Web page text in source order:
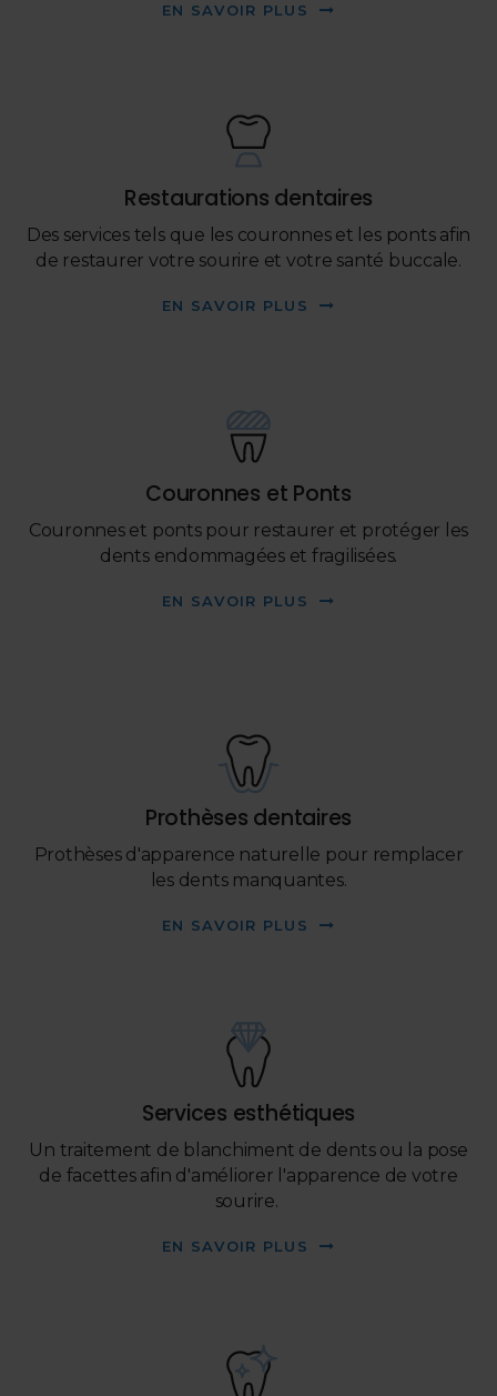
EN SAVOIR PLUS
Restaurations dentaires
Des services tels que les couronnes et les ponts afin
de restaurer votre sourire et votre santé buccale.
EN SAVOIR PLUS
Couronnes et Ponts
Couronnes et ponts pour restaurer et protéger les
dents endommagées et fragilisées.
EN SAVOIR PLUS
Prothèses dentaires
Prothèses d'apparence naturelle pour remplacer
les dents manquantes.
EN SAVOIR PLUS
Services esthétiques
Un traitement de blanchiment de dents ou la pose
de facettes afin d'améliorer l'apparence de votre
sourire.
EN SAVOIR PLUS